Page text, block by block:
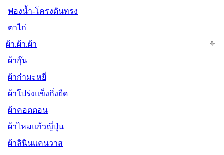
ฟองน้ำ-โครงดันทรง
ตาไก่
ผ้า.ผ้า.ผ้า
ผ้ากุ๊น
ผ้ากำมะหยี่
ผ้าโปร่งแข็งกึ่งยืด
ผ้าคอตตอน
ผ้าไหมแก้วญี่ปุ่น
ผ้าลินินแคนวาส